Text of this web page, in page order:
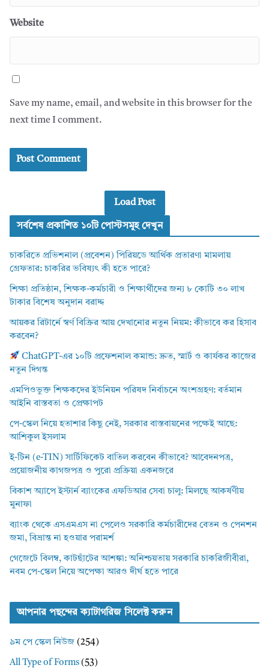
Website
Save my name, email, and website in this browser for the
next time I comment.
Load Post
সর্বশেষ প্রকাশিত ১০টি পোস্টসমূহ দেখুন
চাকরিতে প্রভিশনাল (প্রবেশন) পিরিয়ডে আর্থিক প্রতারণা মামলায়
গ্রেফতার: চাকরির ভবিষ্যৎ কী হতে পারে?
শিক্ষা প্রতিষ্ঠান, শিক্ষক-কর্মচারী ও শিক্ষার্থীদের জন্য ৮ কোটি ৩০ লাখ
টাকার বিশেষ অনুদান বরাদ্দ
আয়কর রিটার্নে স্বর্ণ বিক্রির আয় দেখানোর নতুন নিয়ম: কীভাবে কর হিসাব
করবেন?
ChatGPT-এর ১০টি প্রফেশনাল কমান্ড: দ্রুত, স্মার্ট ও কার্যকর কাজের
নতুন দিগন্ত
এমপিওভুক্ত শিক্ষকদের ইউনিয়ন পরিষদ নির্বাচনে অংশগ্রহণ: বর্তমান
আইনি বাস্তবতা ও প্রেক্ষাপট
পে-স্কেল নিয়ে হতাশার কিছু নেই, সরকার বাস্তবায়নের পক্ষেই আছে:
আশিকুল ইসলাম
ই-টিন (e-TIN) সার্টিফিকেট বাতিল করবেন কীভাবে? আবেদনপত্র,
প্রয়োজনীয় কাগজপত্র ও পুরো প্রক্রিয়া একনজরে
বিকাশ অ্যাপে ইস্টার্ন ব্যাংকের এফডিআর সেবা চালু: মিলছে আকর্ষণীয়
মুনাফা
ব্যাংক থেকে এসএমএস না পেলেও সরকারি কর্মচারীদের বেতন ও পেনশন
জমা, বিভ্রান্ত না হওয়ার পরামর্শ
গেজেটে বিলম্ব, কাটছাঁটের আশঙ্কা: অনিশ্চয়তায় সরকারি চাকরিজীবীরা,
নবম পে-স্কেল নিয়ে অপেক্ষা আরও দীর্ঘ হতে পারে
আপনার পছন্দের ক্যাটাগরিজ সিলেক্ট করুন
৯ম পে স্কেল নিউজ (254)
All Type of Forms (53)